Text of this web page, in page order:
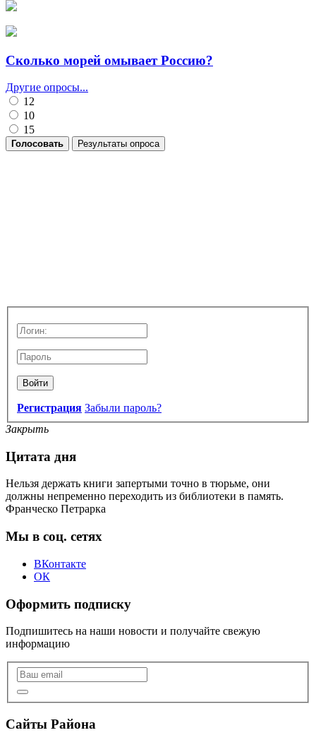
Сколько морей омывает Россию?
Другие опросы...
12
10
15
Голосовать Результаты опроса
Войти
Регистрация Забыли пароль?
Закрыть
Цитата дня
Нельзя держать книги запертыми точно в тюрьме, они
должны непременно переходить из библиотеки в память.
Франческо Петрарка
Мы в соц. сетях
ВКонтакте
ОК
Оформить подписку
Подпишитесь на наши новости и получайте свежую
информацию
Сайты Района